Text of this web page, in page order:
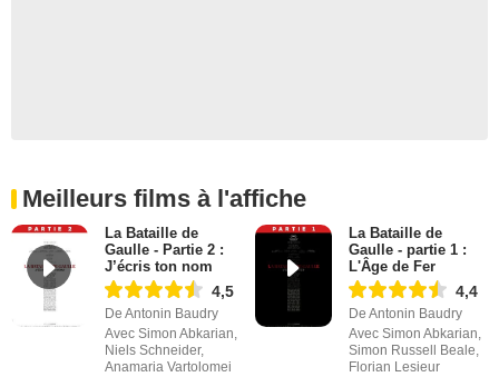
Meilleurs films à l'affiche
La Bataille de
Gaulle - Partie 2 :
J’écris ton nom
4,5
De Antonin Baudry
Avec Simon Abkarian,
Niels Schneider,
Anamaria Vartolomei
La Bataille de
Gaulle - partie 1 :
L'Âge de Fer
4,4
De Antonin Baudry
Avec Simon Abkarian,
Simon Russell Beale,
Florian Lesieur